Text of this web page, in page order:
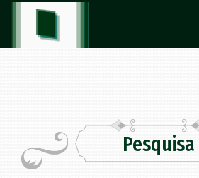
Pesquisa